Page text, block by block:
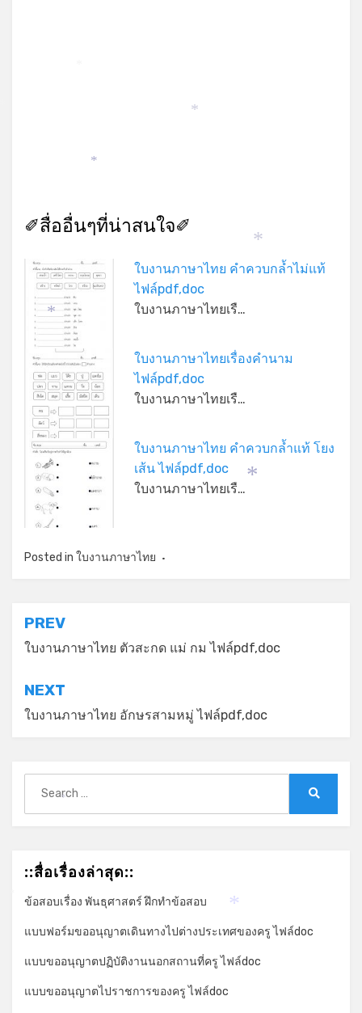
✐สื่ออื่นๆที่น่าสนใจ✐
ใบงานภาษาไทย คำควบกล้ำไม่แท้
ไฟล์pdf,doc
ใบงานภาษาไทยเรื…
ใบงานภาษาไทยเรื่องคำนาม
ไฟล์pdf,doc
ใบงานภาษาไทยเรื…
ใบงานภาษาไทย คำควบกล้ำแท้ โยง
เส้น ไฟล์pdf,doc
ใบงานภาษาไทยเรื…
Posted in ใบงานภาษาไทย
แนะแนว
เรื่อง
PREV
ใบงานภาษาไทย ตัวสะกด แม่ กม ไฟล์pdf,doc
NEXT
ใบงานภาษาไทย อักษรสามหมู่ ไฟล์pdf,doc
for:
::สื่อเรื่องล่าสุด::
ข้อสอบเรื่อง พันธุศาสตร์ ฝึกทำข้อสอบ
แบบฟอร์มขออนุญาตเดินทางไปต่างประเทศของครู ไฟล์doc
แบบขออนุญาตปฏิบัติงานนอกสถานที่ครู ไฟล์doc
แบบขออนุญาตไปราชการของครู ไฟล์doc
*
*